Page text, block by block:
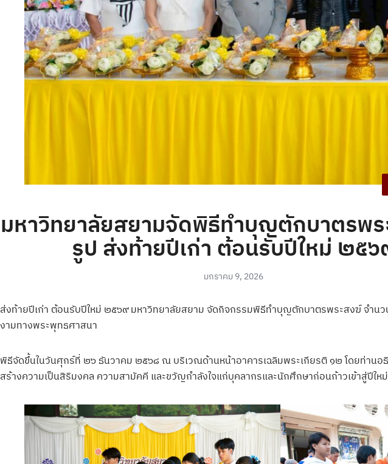
มหาวิทยาลัยสยามจัดพิธีทำบุญตักบาตรพ
รูป ส่งท้ายปีเก่า ต้อนรับปีใหม่ ๒๕
มกราคม 9, 2026
ส่งท้ายปีเก่า ต้อนรับปีใหม่ ๒๕๖๙ มหาวิทยาลัยสยาม จัดกิจกรรมพิธีทำบุญตักบาตรพระสงฆ์ จำน
งามทางพระพุทธศาสนา
พิธีจัดขึ้นในวันศุกร์ที่ ๒๖ ธันวาคม ๒๕๖๘ ณ บริเวณด้านหน้าอาคารเฉลิมพระเกียรติ ๑๒ โดยท่า
สร้างความเป็นสิริมงคล ความสามัคคี และขวัญกำลังใจแก่บุคลากรและนักศึกษาก่อนก้าวเข้าสู่ปีให